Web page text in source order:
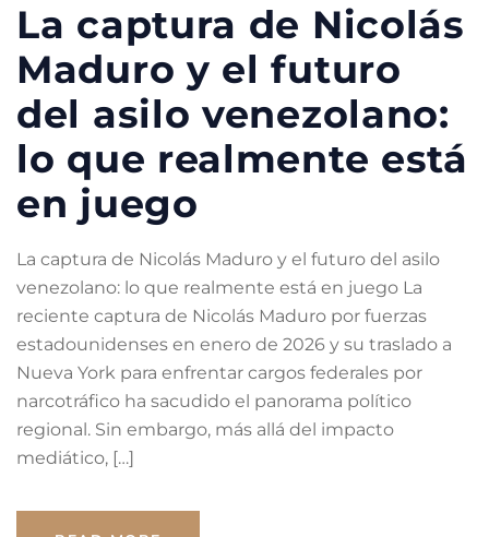
La captura de Nicolás
Maduro y el futuro
del asilo venezolano:
lo que realmente está
en juego
La captura de Nicolás Maduro y el futuro del asilo
venezolano: lo que realmente está en juego La
reciente captura de Nicolás Maduro por fuerzas
estadounidenses en enero de 2026 y su traslado a
Nueva York para enfrentar cargos federales por
narcotráfico ha sacudido el panorama político
regional. Sin embargo, más allá del impacto
mediático, […]